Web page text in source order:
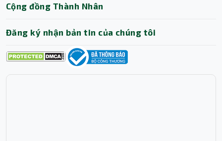
Cộng đồng Thành Nhân
Đăng ký nhận bản tin của chúng tôi